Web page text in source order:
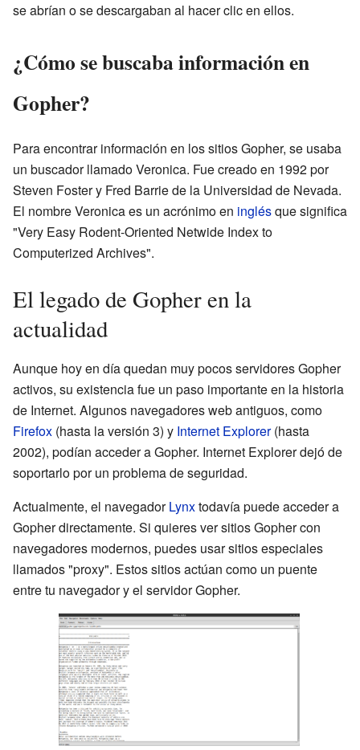
se abrían o se descargaban al hacer clic en ellos.
¿Cómo se buscaba información en
Gopher?
Para encontrar información en los sitios Gopher, se usaba
un buscador llamado Veronica. Fue creado en 1992 por
Steven Foster y Fred Barrie de la Universidad de Nevada.
El nombre Veronica es un acrónimo en inglésque significa
"Very Easy Rodent-Oriented Netwide Index to
Computerized Archives".
El legado de Gopher en la
actualidad
Aunque hoy en día quedan muy pocos servidores Gopher
activos, su existencia fue un paso importante en la historia
de Internet. Algunos navegadores web antiguos, como
Firefox (hasta la versión 3) y Internet Explorer(hasta
2002), podían acceder a Gopher. Internet Explorer dejó de
soportarlo por un problema de seguridad.
Actualmente, el navegadorLynxtodavía puede acceder a
Gopher directamente. Si quieres ver sitios Gopher con
navegadores modernos, puedes usar sitios especiales
llamados "proxy". Estos sitios actúan como un puente
entre tu navegador y el servidor Gopher.